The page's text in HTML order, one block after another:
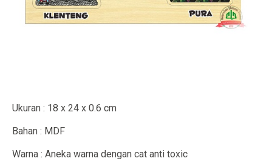
Ukuran : 18 x 24 x 0.6 cm
Bahan : MDF
Warna : Aneka warna dengan cat anti toxic